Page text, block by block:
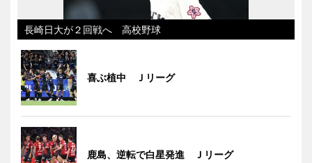
長崎日大が２回戦へ 高校野球
喜ぶ植中 Ｊリーグ
鹿島、逆転で白星発進 Ｊリーグ